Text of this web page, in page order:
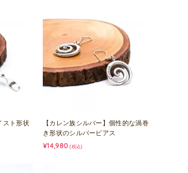
スト形状
【カレン族シルバー】個性的な渦巻
き形状のシルバーピアス
¥14,980 (税込)